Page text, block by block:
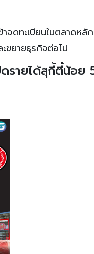
จดทะเบียนในตลาดห
ขยายธุรกิจต่อไป
ดรายได้สุกี้ตี๋น้อย